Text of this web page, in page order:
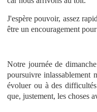
J'espère pouvoir, assez
être un encouragement
Notre journée de
poursuivre inlassablement
évoluer ou à des
que, justement, les choses